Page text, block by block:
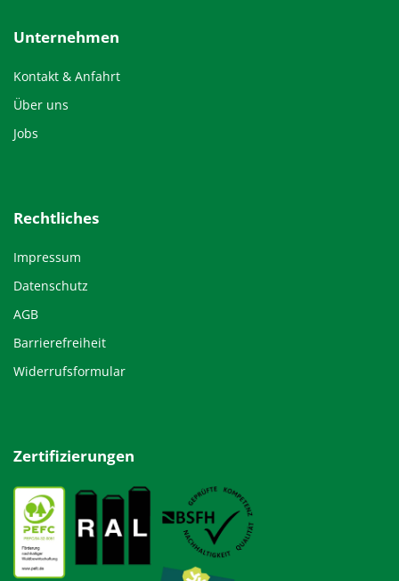
Unternehmen
Kontakt & Anfahrt
Über uns
Jobs
Rechtliches
Impressum
Datenschutz
AGB
Barrierefreiheit
Widerrufsformular
Zertifizierungen